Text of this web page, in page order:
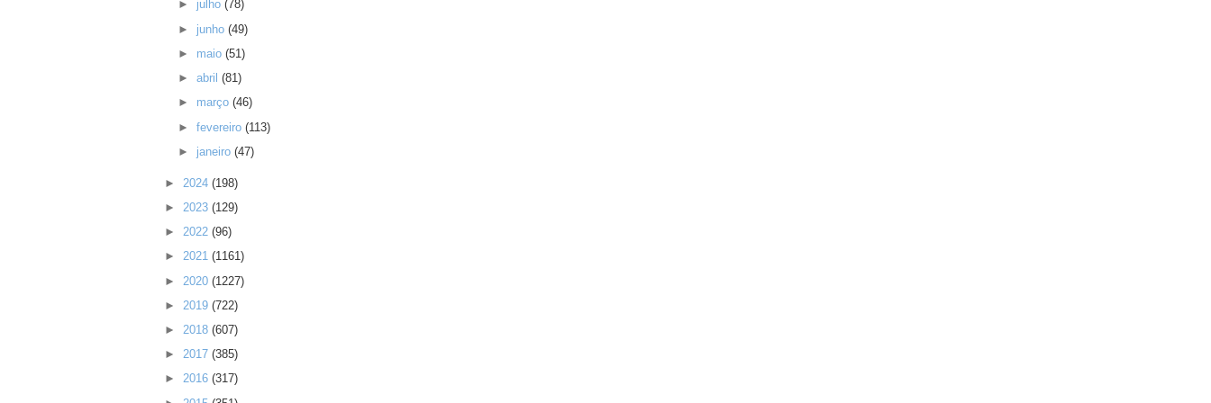
► julho(78)
► junho(49)
► maio(51)
►abril(81)
► março(46)
►fevereiro(113)
► janeiro(47)
► 2024 (198)
► 2023 (129)
► 2022 (96)
► 2021 (1161)
► 2020 (1227)
► 2019 (722)
► 2018 (607)
► 2017 (385)
► 2016 (317)